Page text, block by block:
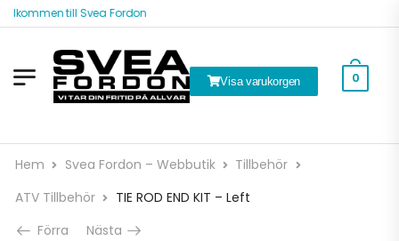
till Svea Fordon
Visa varukorgen 0
Hem Svea Fordon – Webbutik
Tillbehör
ATV Tillbehör
TIE ROD END KIT – Left
Förra
Nästa